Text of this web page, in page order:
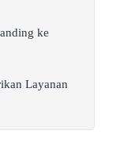
ke
Layanan